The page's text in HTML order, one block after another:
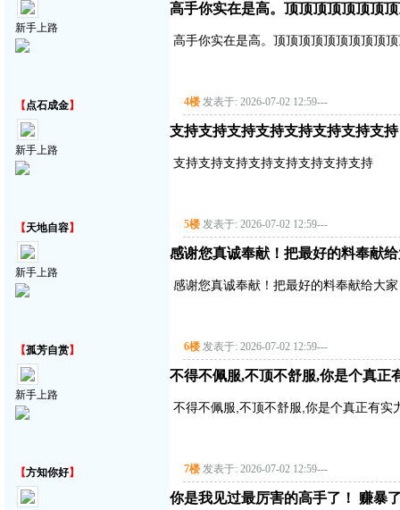
新手上路
高手你实在是高。顶顶顶顶顶顶顶
高手你实在是高。顶顶顶顶顶顶顶顶顶
【点石成金】
新手上路
4楼 发表于: 2026-07-02 12:59---
支持支持支持支持支持支持支持支持
支持支持支持支持支持支持支持支持
【天地自容】
新手上路
5楼 发表于: 2026-07-02 12:59---
感谢您真诚奉献！把最好的料奉献
感谢您真诚奉献！把最好的料奉献给大
【孤芳自赏】
新手上路
6楼 发表于: 2026-07-02 12:59---
不得不佩服,不顶不舒服,你是个真正
不得不佩服,不顶不舒服,你是个真正有实
【方知你好】 7楼 发表于: 2026-07-02 12:59---
你是我见过最厉害的高手了！ 赚暴